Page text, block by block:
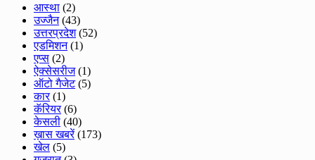
आस्था (2)
उज्जैन(43)
उत्तरप्रदेश(52)
एडमिशन(1)
एप्स (2)
ऐक्सेसरीज(1)
ऑटो गैजेट(5)
कार(1)
कॅरियर(6)
केसली (40)
ख़ास खबरें(173)
खेल (5)